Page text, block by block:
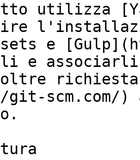
utilizza
e
e
scm.com/